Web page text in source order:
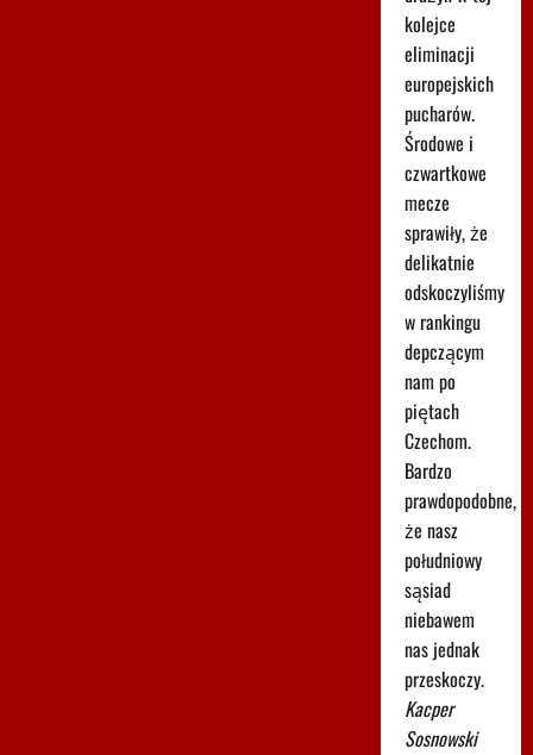
kolejce
eliminacji
europejskich
pucharów.
Środowe i
czwartkowe
mecze
sprawiły, że
delikatnie
odskoczyliśmy
w rankingu
depczącym
nam po
piętach
Czechom.
Bardzo
prawdopodobne,
że nasz
południowy
sąsiad
niebawem
nas jednak
przeskoczy.
Kacper
Sosnowski